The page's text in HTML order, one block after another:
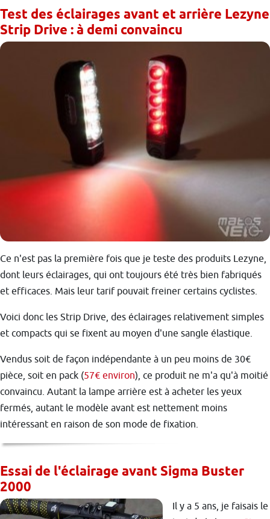
Test des éclairages avant et arrière Lezyne
Strip Drive : à demi convaincu
Ce n'est pas la première fois que je teste des produits Lezyne,
dont leurs éclairages, qui ont toujours été très bien fabriqués
et efficaces. Mais leur tarif pouvait freiner certains cyclistes.
Voici donc les Strip Drive, des éclairages relativement simples
et compacts qui se fixent au moyen d'une sangle élastique.
Vendus soit de façon indépendante à un peu moins de 30€
pièce, soit en pack (57€ environ), ce produit ne m'a qu'à moitié
convaincu. Autant la lampe arrière est à acheter les yeux
fermés, autant le modèle avant est nettement moins
intéressant en raison de son mode de fixation.
Essai de l'éclairage avant Sigma Buster
2000
Il y a 5 ans, je faisais le